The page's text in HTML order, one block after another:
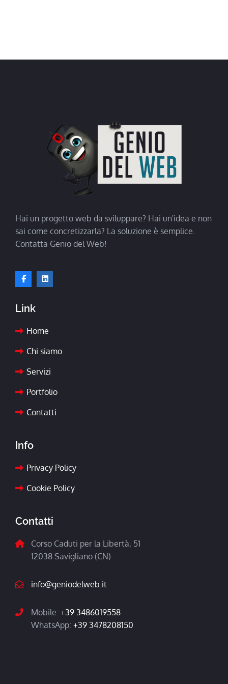
Hai un progetto web da sviluppare? Hai un'idea e non
sai come concretizzarla? La soluzione è semplice.
Contatta Genio del Web!
Link
Home
Chi siamo
Servizi
Portfolio
Contatti
Info
Privacy Policy
Cookie Policy
Contatti
Corso Caduti per la Libertà, 51
12038 Savigliano (CN)
info@geniodelweb.it
Mobile: +39 3486019558
WhatsApp: +39 3478208150